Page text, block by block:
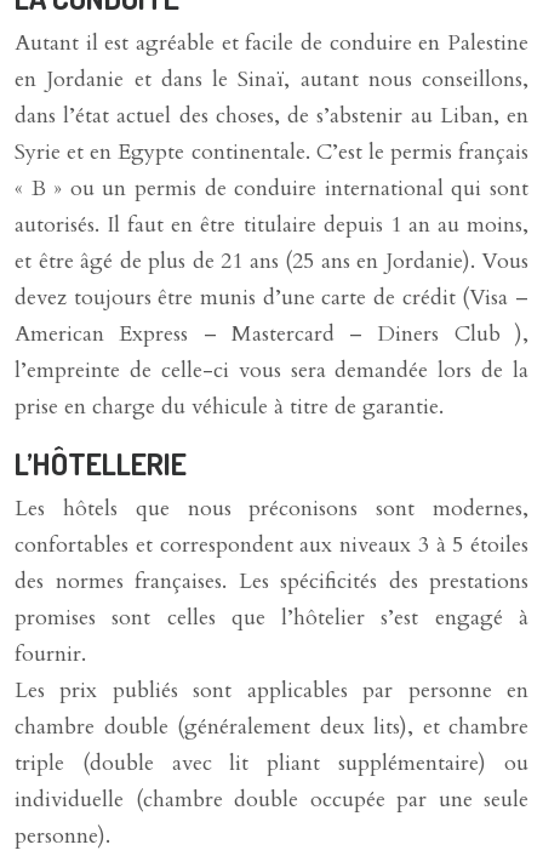
Autant il est agréable et facile de conduire en Palestine
en Jordanie et dans le Sinaï, autant nous conseillons,
dans l’état actuel des choses, de s’abstenir au Liban, en
Syrie et en Egypte continentale. C’est le permis français
« B » ou un permis de conduire international qui sont
autorisés. Il faut en être titulaire depuis 1 an au moins,
et être âgé de plus de 21 ans (25 ans en Jordanie). Vous
devez toujours être munis d’une carte de crédit (Visa –
American Express – Mastercard – Diners Club ),
l’empreinte de celle-ci vous sera demandée lors de la
prise en charge du véhicule à titre de garantie.
L’HÔTELLERIE
Les hôtels que nous préconisons sont modernes,
confortables et correspondent aux niveaux 3 à 5 étoiles
des normes françaises. Les spécificités des prestations
promises sont celles que l’hôtelier s’est engagé à
fournir.
Les prix publiés sont applicables par personne en
chambre double (généralement deux lits), et chambre
triple (double avec lit pliant supplémentaire) ou
individuelle (chambre double occupée par une seule
personne).